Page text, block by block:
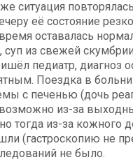
ситуация
её состояние
оставалась
из свежей
педиатр, диагноз
Поездка в
с печенью (дочь
из-за
тогда из-за
(гастроскопию не
не было.